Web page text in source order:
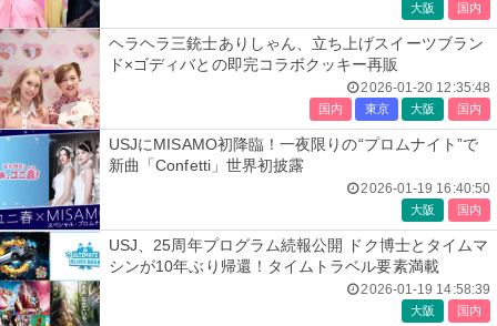
大阪 国内
ヘラヘラ三銃士ありしゃん、立ち上げスイーツブラン
ド×ゴディバとの即完コラボクッキー再販
2026-01-20 12:35:48
国内 東京 大阪 国内
USJにMISAMO初降臨！一夜限りの“プロムナイト”で
新曲「Confetti」世界初披露
2026-01-19 16:40:50
大阪 国内
USJ、25周年プログラム続報公開 ドク博士とタイムマ
シンが10年ぶり帰還！タイムトラベル要素満載
2026-01-19 14:58:39
大阪 国内